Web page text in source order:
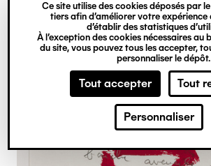
Ce site utilise des cookies déposés par
tiers afin d’améliorer votre
d’établir des statistiques
À l’exception des cookies nécessaires au
du site, vous pouvez tous les accepter,
personnaliser le dépôt.
Tout accepter Tout
Personnaliser
contenu